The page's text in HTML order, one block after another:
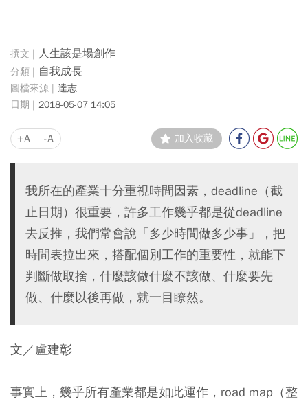
人生該是場創作
自我成長
達志
2018-05-07 14:05
+A -A 加入收藏
我所在的產業十分重視時間因素，deadline（截
止日期）很重要，許多工作幾乎都是從deadline
去反推，我們常會說「多少時間做多少事」，把
時間表拉出來，搭配個別工作的重要性，就能下
判斷做取捨，什麼該做什麼不該做、什麼要先
做、什麼以後再做，就一目瞭然。
文／盧建彰
事實上，幾乎所有產業都是如此運作，road map（整